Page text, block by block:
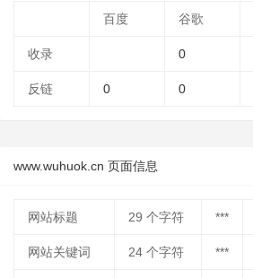
百度 谷歌
收录 0
反链 0 0
www.wuhuok.cn 页面信息
网站标题 29 个字符 ***
网站关键词 24 个字符 ***